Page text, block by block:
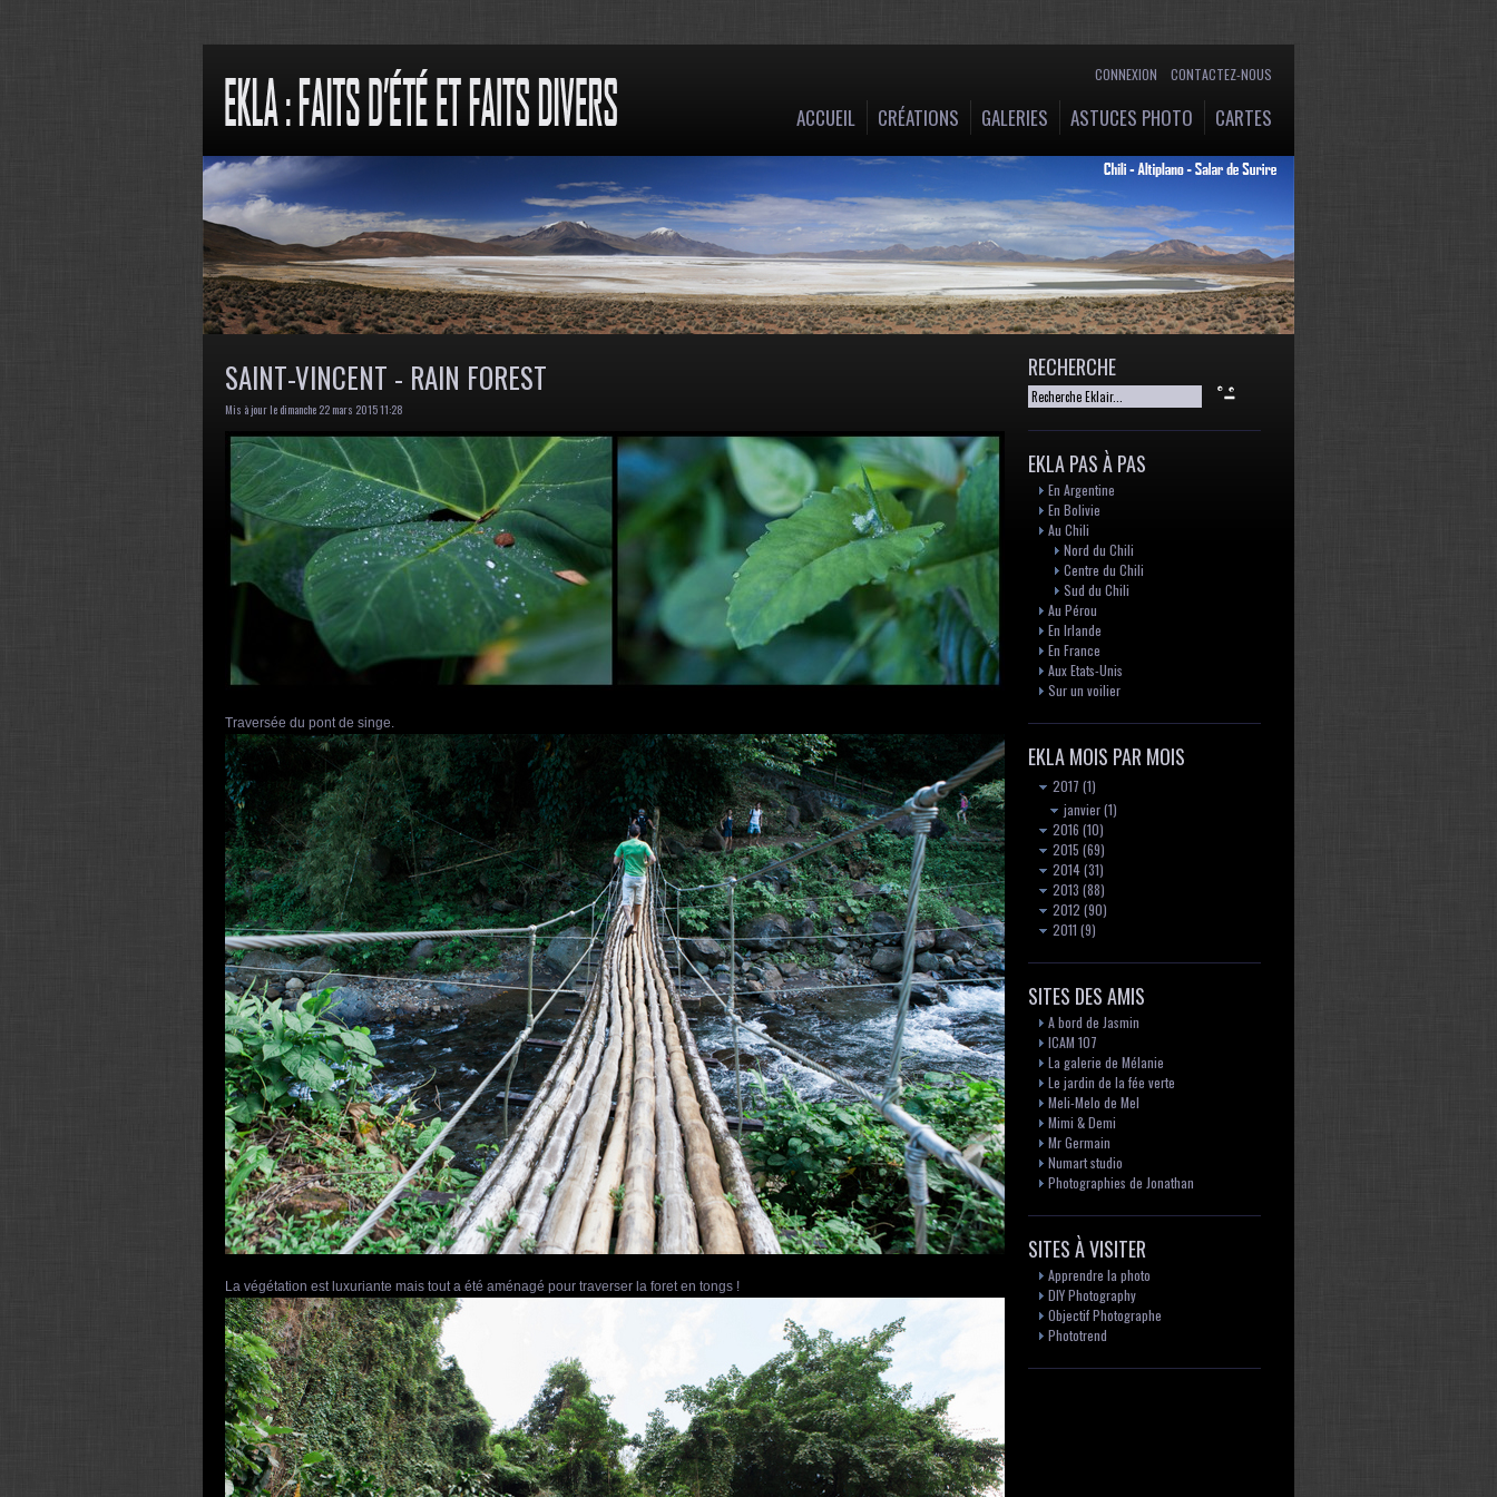
CONNEXION CONTACTEZ-NOUS
ACCUEIL CRÉATIONS GALERIES ASTUCES PHOTO CARTES
SAINT-VINCENT - RAIN FOREST
Mis à jour le dimanche 22 mars 2015 11:28
Traversée du pont de singe.
La végétation est luxuriante mais tout a été aménagé pour traverser la foret en tongs !
RECHERCHE
EKLA PAS À PAS
En Argentine
En Bolivie
Au Chili
Nord du Chili
Centre du Chili
Sud du Chili
Au Pérou
En Irlande
En France
Aux Etats-Unis
Sur un voilier
EKLA MOIS PAR MOIS
2017 (1)
janvier(1)
2016 (10)
2015 (69)
2014(31)
2013 (88)
2012 (90)
2011 (9)
SITES DES AMIS
A bord de Jasmin
ICAM 107
La galerie de Mélanie
Le jardin de la fée verte
Meli-Melo de Mel
Mimi & Demi
Mr Germain
Numart studio
Photographies de Jonathan
SITES À VISITER
Apprendre la photo
DIY Photography
Objectif Photographe
Phototrend